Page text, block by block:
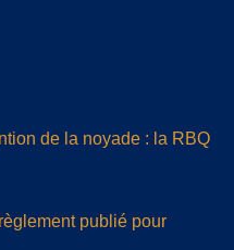
de la noyade : la RBQ
publié pour